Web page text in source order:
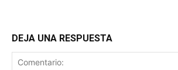
DEJA UNA RESPUESTA